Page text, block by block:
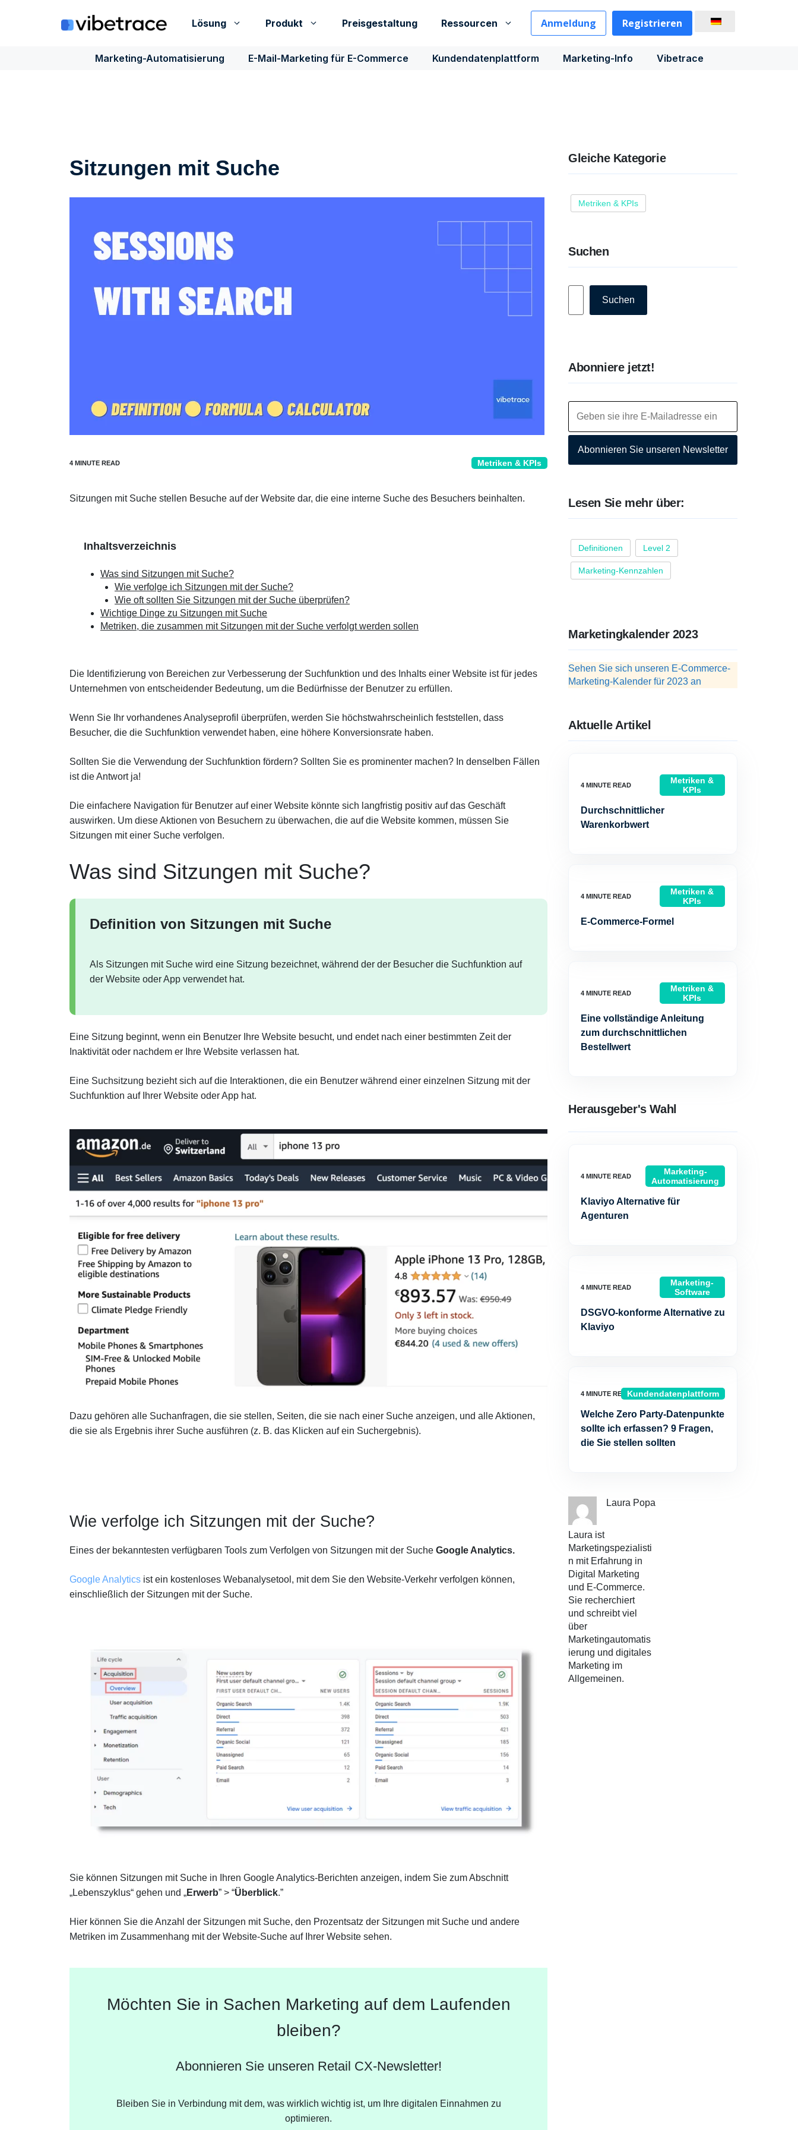
Lösung Produkt Preisgestaltung Ressourcen Anmeldung Registrieren
Marketing-Automatisierung E-Mail-Marketing für E-Commerce Kundendatenplattform Marketing-Info Vibetrace
Sitzungen mit Suche
Metriken & KPIs
Sitzungen mit Suche stellen Besuche auf der Website dar, die eine interne Suche des Besuchers beinhalten.
Inhaltsverzeichnis
Was sind Sitzungen mit Suche?
Wie verfolge ich Sitzungen mit der Suche?
Wie oft sollten Sie Sitzungen mit der Suche überprüfen?
Wichtige Dinge zu Sitzungen mit Suche
Metriken, die zusammen mit Sitzungen mit der Suche verfolgt werden sollen
Die Identifizierung von Bereichen zur Verbesserung der Suchfunktion und des Inhalts einer Website ist für jedes
Unternehmen von entscheidender Bedeutung, um die Bedürfnisse der Benutzer zu erfüllen.
Wenn Sie Ihr vorhandenes Analyseprofil überprüfen, werden Sie höchstwahrscheinlich feststellen, dass
Besucher, die die Suchfunktion verwendet haben, eine höhere Konversionsrate haben.
Sollten Sie die Verwendung der Suchfunktion fördern? Sollten Sie es prominenter machen? In denselben Fällen
ist die Antwort ja!
Die einfachere Navigation für Benutzer auf einer Website könnte sich langfristig positiv auf das Geschäft
auswirken. Um diese Aktionen von Besuchern zu überwachen, die auf die Website kommen, müssen Sie
Sitzungen mit einer Suche verfolgen.
Was sind Sitzungen mit Suche?
Definition von Sitzungen mit Suche
Als Sitzungen mit Suche wird eine Sitzung bezeichnet, während der der Besucher die Suchfunktion auf
der Website oder App verwendet hat.
Eine Sitzung beginnt, wenn ein Benutzer Ihre Website besucht, und endet nach einer bestimmten Zeit der
Inaktivität oder nachdem er Ihre Website verlassen hat.
Eine Suchsitzung bezieht sich auf die Interaktionen, die ein Benutzer während einer einzelnen Sitzung mit der
Suchfunktion auf Ihrer Website oder App hat.
Dazu gehören alle Suchanfragen, die sie stellen, Seiten, die sie nach einer Suche anzeigen, und alle Aktionen,
die sie als Ergebnis ihrer Suche ausführen (z. B. das Klicken auf ein Suchergebnis).
Wie verfolge ich Sitzungen mit der Suche?
Eines der bekanntesten verfügbaren Tools zum Verfolgen von Sitzungen mit der Suche Google Analytics.
Google Analytics ist ein kostenloses Webanalysetool, mit dem Sie den Website-Verkehr verfolgen können,
einschließlich der Sitzungen mit der Suche.
Sie können Sitzungen mit Suche in Ihren Google Analytics-Berichten anzeigen, indem Sie zum Abschnitt
„Lebenszyklus“ gehen und „Erwerb” > “Überblick.”
Hier können Sie die Anzahl der Sitzungen mit Suche, den Prozentsatz der Sitzungen mit Suche und andere
Metriken im Zusammenhang mit der Website-Suche auf Ihrer Website sehen.
Möchten Sie in Sachen Marketing auf dem Laufenden
bleiben?
Abonnieren Sie unseren Retail CX-Newsletter!
Bleiben Sie in Verbindung mit dem, was wirklich wichtig ist, um Ihre digitalen Einnahmen zu
optimieren.
Gleiche Kategorie
Metriken & KPIs
Suchen
Suchen
Abonniere jetzt!
Abonnieren Sie unseren Newsletter
Lesen Sie mehr über:
Definitionen Level 2
Marketing-Kennzahlen
Marketingkalender 2023
Sehen Sie sich unseren E-Commerce-
Marketing-Kalender für 2023 an
Aktuelle Artikel
Metriken &
KPIs
Durchschnittlicher
Warenkorbwert
Metriken &
KPIs
E-Commerce-Formel
Metriken &
KPIs
Eine vollständige Anleitung
zum durchschnittlichen
Bestellwert
Herausgeber's Wahl
Marketing-
Automatisierung
Klaviyo Alternative für
Agenturen
Marketing-
Software
DSGVO-konforme Alternative zu
Klaviyo
Kundendatenplattform
Welche Zero Party-Datenpunkte
sollte ich erfassen? 9 Fragen,
die Sie stellen sollten
Laura Popa
Laura ist
Marketingspezialisti
n mit Erfahrung in
Digital Marketing
und E-Commerce.
Sie recherchiert
und schreibt viel
über
Marketingautomatis
ierung und digitales
Marketing im
Allgemeinen.